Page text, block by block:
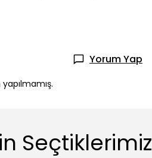
Yorum Yap
Seçtiklerimiz